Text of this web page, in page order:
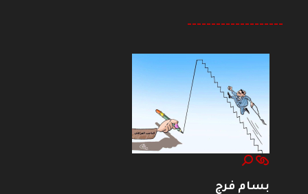
--------------------
بسام فرج